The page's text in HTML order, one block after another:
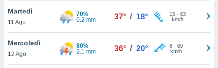
la
nella
Martedì
11 Ago
70%
0.2 mm
37° / 18° 15- 63
km/h
Mercoledì
12 Ago
80%
2.1 mm
36° / 20° 8- 60
km/h